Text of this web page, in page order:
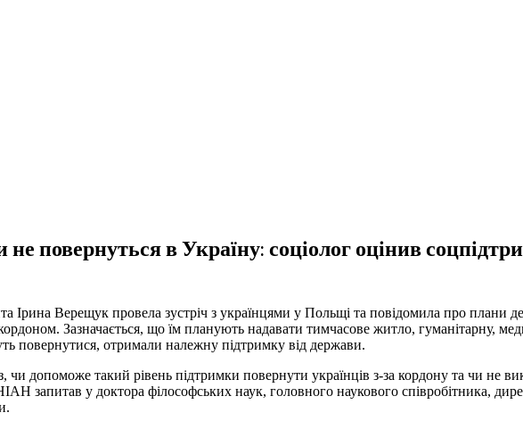
повернуться в Україну: соціолог оцінив
Ірина Верещук провела зустріч з українцями у Польщі та повідомила про плани
Зазначається, що їм планують надавати тимчасове житло, гуманітарну,
повернутися, отримали належну підтримку від держави.
чи допоможе такий рівень підтримки повернути українців з-за кордону та чи не
запитав у доктора філософських наук, головного наукового співробітника,